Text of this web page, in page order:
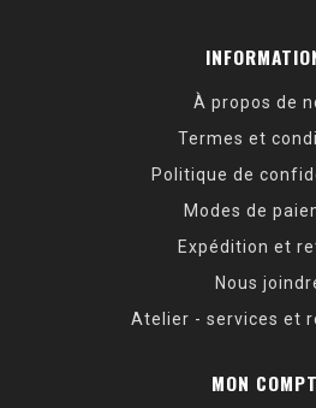
À propos de
Termes et
Politique de
Modes de
Expédition et
Nous
Atelier - services et
MON